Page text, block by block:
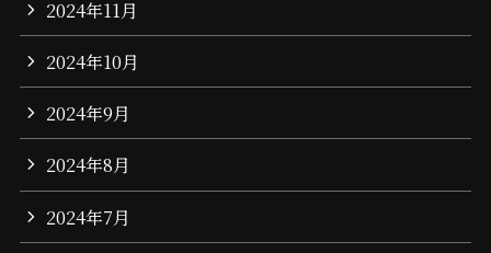
2024年11月
2024年10月
2024年9月
2024年8月
2024年7月